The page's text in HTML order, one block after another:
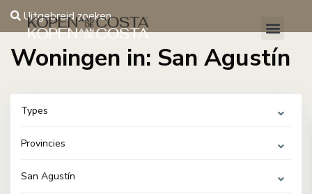
Uitgebreid zoeken
Woningen in: San Agustín
Types
Provincies
San Agustín